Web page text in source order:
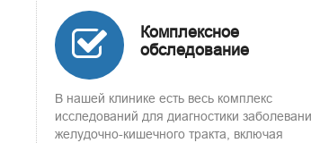
Комплексное
обследование
В нашей клинике есть весь комплекс
исследований для диагностики
желудочно-кишечного тракта, включая